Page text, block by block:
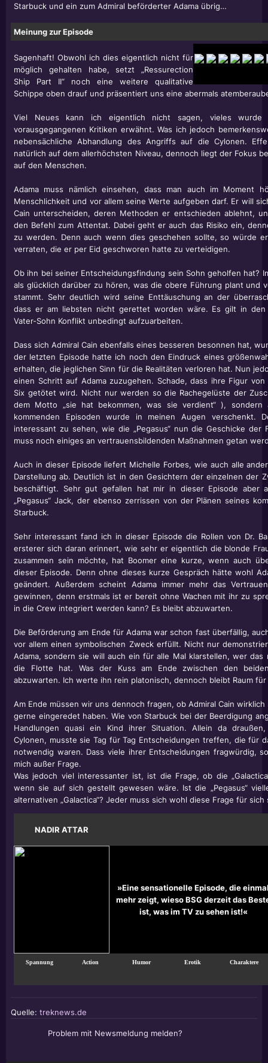
Starbuck und ein zum Admiral beförderter Adama übrig…
Meinung zur Episode
Sagenhaft! Obwohl ich dies eigentlich nicht für
möglich gehalten habe, setzt „Ressurection
Ship Part II“ noch eine weitere qualitative
Schippe oben drauf und präsentiert uns eine abermals
Viel Neues kann ich eigentlich nicht sagen, vieles wurde
vorausgegangenen Kritiken erwähnt. Was ich jedoch
nebensächliche Abhandlung des Angriffs auf die Cylonen.
natürlich auf dem allerhöchsten Niveau, dennoch liegt der Fokus
auf den Menschen.
Adama muss nämlich einsehen, dass man auch im Moment
Menschlichkeit und vor allem seine Werte aufgeben darf. Er will
Cain unterscheiden, deren Methoden er entschieden ablehnt,
den Befehl zum Attentat. Dabei geht er auch das Risiko ein,
zu werden. Denn auch wenn dies geschehen sollte, so würde
verraten, die er per Eid geschworen hatte zu verteidigen.
Ob ihn bei seiner Entscheidungsfindung sein Sohn geholfen hat?
als glücklich darüber zu hören, was die obere Führung plant und
stammt. Sehr deutlich wird seine Enttäuschung an der
dass er am liebsten nicht gerettet worden wäre. Es gilt in den
Vater-Sohn Konflikt unbedingt aufzuarbeiten.
Dass sich Admiral Cain ebenfalls eines besseren besonnen hat,
der letzten Episode hatte ich noch den Eindruck eines
erhalten, die jeglichen Sinn für die Realitäten verloren hat. Nun
einen Schritt auf Adama zuzugehen. Schade, dass ihre Figur
Six getötet wird. Nicht nur werden so die Rachegelüste der
dem Motto „sie hat bekommen, was sie verdient“ ),
kommenden Episoden wurde in meinen Augen verschenkt.
interessant zu sehen, wie die „Pegasus“ nun die Geschicke der
muss noch einiges an vertrauensbildenden Maßnahmen getan
Auch in dieser Episode liefert Michelle Forbes, wie auch alle
Darstellung ab. Deutlich ist in den Gesichtern der einzelnen der
beschäftigt. Sehr gut gefallen hat mir in dieser Episode aber
„Pegasus“ Jack, der ebenso zerrissen von der Plänen seines
Starbuck.
Sehr interessant fand ich in dieser Episode die Rollen von Dr.
ersterer sich daran erinnert, wie sehr er eigentlich die blonde
zusammen sein möchte, hat Boomer eine kurze, wenn auch
dieser Episode. Denn ohne dieses kurze Gespräch hätte wohl
geändert. Außerdem scheint Adama immer mehr das
gewinnen, denn erstmals ist er bereit ohne Wachen mit ihr zu
in die Crew integriert werden kann? Es bleibt abzuwarten.
Die Beförderung am Ende für Adama war schon fast überfällig,
vor allem einen symbolischen Zweck erfüllt. Nicht nur
Adama, sondern sie will auch ein für alle Mal klarstellen, wer das
die Flotte hat. Was der Kuss am Ende zwischen den
abzuwarten. Ich werte ihn rein platonisch, dennoch bleibt Raum
Am Ende müssen wir uns dennoch fragen, ob Admiral Cain
gerne eingeredet haben. Wie von Starbuck bei der Beerdigung
Handlungen quasi ein Kind ihrer Situation. Allein da
Cylonen, musste sie Tag für Tag Entscheidungen treffen, die für
notwendig waren. Dass viele ihrer Entscheidungen fragwürdig,
mich außer Frage.
Was jedoch viel interessanter ist, ist die Frage, ob die
wenn sie auf sich gestellt gewesen wäre. Ist die „Pegasus“
alternativen „Galactica“? Jeder muss sich wohl diese Frage für
NADIR ATTAR
»Eine sensationelle Episode, die
mehr zeigt, wieso BSG derzeit das
ist, was im TV zu sehen ist!«
Spannung Action Humor Erotik Charaktere
Quelle: treknews.de
Problem mit Newsmeldung melden?